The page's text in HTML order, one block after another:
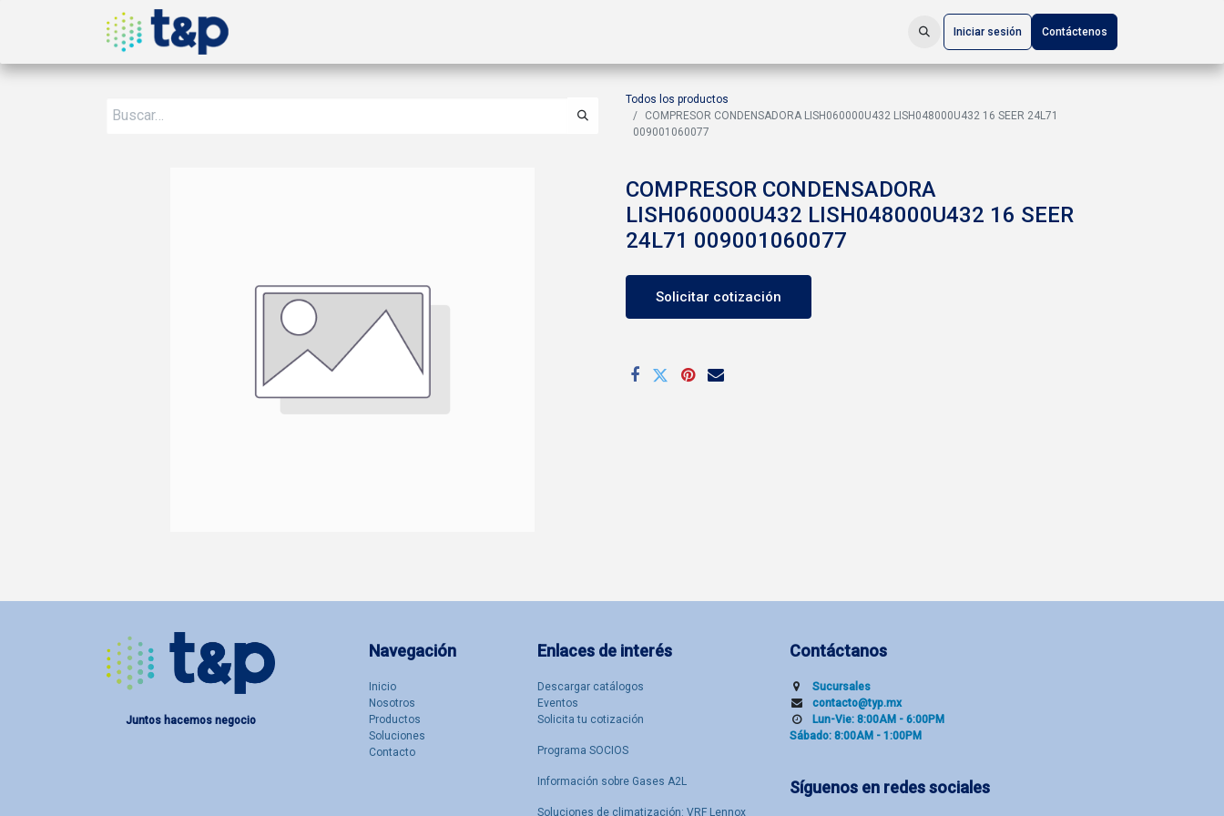
Iniciar sesión Contáctenos
Todos los productos
COMPRESOR CONDENSADORA LISH060000U432 LISH048000U432 16 SEER 24L71
009001060077
COMPRESOR CONDENSADORA
LISH060000U432 LISH048000U432 16 SEER
24L71 009001060077
Solicitar cotización
Enlaces de interés
Descargar catálogos
Eventos
Solicita tu cotización
Programa SOCIOS
Información sobre Gases A2L
Soluciones de climatización: VRF Lennox
Navegación
Inicio
Nosotro​s
Productos
Soluciones
Contacto
Contáctanos
Sucu​rsal​es
contacto@typ.mx
Lun-Vie: 8:00AM - 6:00PM
Sábado: 8:00AM - 1:00PM
Síguenos en redes sociales
Juntos hacemos negocio